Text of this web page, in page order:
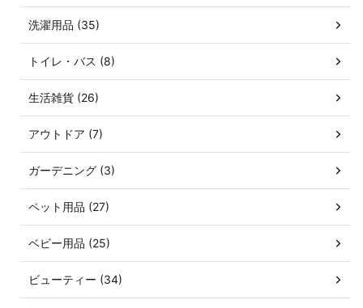
洗濯用品 (35)
トイレ・バス (8)
生活雑貨 (26)
アウトドア (7)
ガーデニング (3)
ペット用品 (27)
ベビー用品 (25)
ビューティー (34)